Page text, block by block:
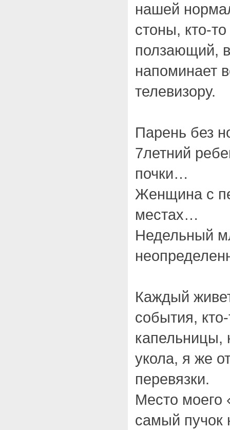
нашей
стоны, кто-
ползающий,
напоминает
телевизору.
Парень без
7летний
почки…
Женщина с
местах…
Недельный
Каждый
события,
капельницы,
укола, я же
перевязки.
Место моего
самый пучок